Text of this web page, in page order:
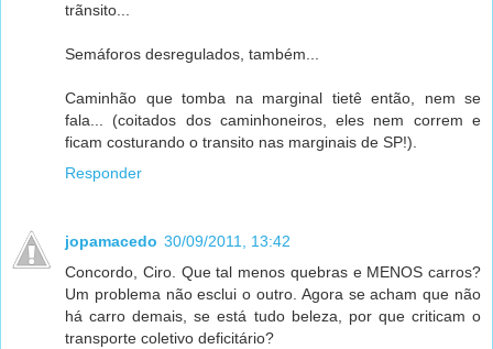
trãnsito...
Semáforos desregulados, também...
Caminhão que tomba na marginal tietê então, nem se
fala... (coitados dos caminhoneiros, eles nem correm e
ficam costurando o transito nas marginais de SP!).
Responder
jopamacedo 30/09/2011, 13:42
Concordo, Ciro. Que tal menos quebras e MENOS carros?
Um problema não esclui o outro. Agora se acham que não
há carro demais, se está tudo beleza, por que criticam o
transporte coletivo deficitário?